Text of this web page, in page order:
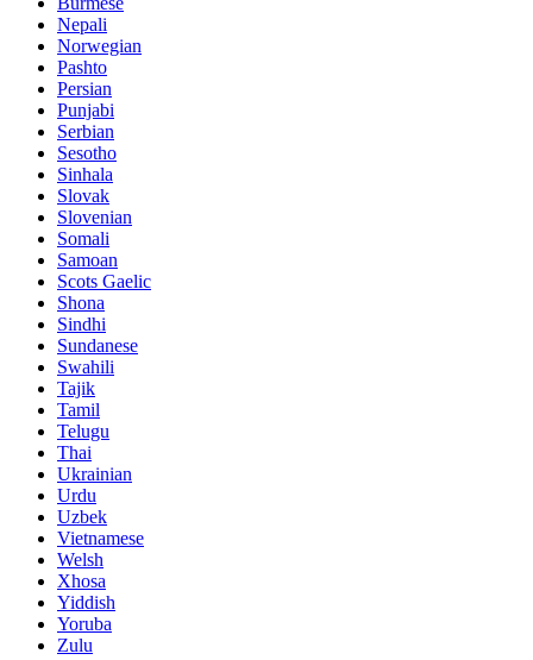
Nepali
Norwegian
Pashto
Persian
Punjabi
Serbian
Sesotho
Sinhala
Slovak
Slovenian
Somali
Samoan
Scots Gaelic
Shona
Sindhi
Sundanese
Swahili
Tajik
Tamil
Telugu
Thai
Ukrainian
Urdu
Uzbek
Vietnamese
Welsh
Xhosa
Yiddish
Yoruba
Zulu